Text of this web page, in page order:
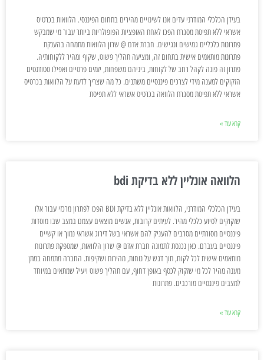
בעידן הכלכלי המודרני עדים אנו לשינויים מהירים בתחום הפיננסי. הלוואות בכרטיס
אשראי ללא תפיסת מסגרת הפכו לאחת האופציות הפופולריות ביותר עבור מי שמבקש
פתרונות כלכליים גמישים ונגישים. חברת אדם @ שרון הלוואות מתמחה בהענקת
פתרונות מותאמים אישית בתחום זה, ומציעה תהליך פשוט, שקוף ומהיר ללקוחותיה.
פתרון זה פונה לקהל רחב של לקוחות, ביניהם משפחות, יזמים פרטיים ואפילו סטודנטים
הזקוקים למענה מידי לצרכים פיננסיים משתנים. כל מה שצריך לדעת על הלוואות בכרטיס
אשראי ללא תפיסת מסגרת הלוואה בכרטיס אשראי ללא תפיסת
קרא עוד »
הלוואה אונליין ללא בדיקת bdi
בעידן הכלכלי המודרני, הלוואות אונליין ללא בדיקת BDI הפכו לפתרון מרכזי עבור אלו
שזקוקים לסיוע כלכלי מהיר. לעיתים קרובות, אנשים מוצאים עצמם במצב שבו מוסדות
פיננסיים מסורתיים מסרבים להעניק להם אשראי בשל דירוג אשראי נמוך או קשיים
פיננסיים בעברם. כאן נכנסת לתמונה חברת אדם @ שרון הלוואות, שמספקת פתרונות
מותאמים אישית לכל לקוח, תוך דגש על נוחות, מהירות ושקיפות. החברה מתמחה במתן
מענה מהיר לכל מי שזקוק לכסף באופן דחוף, עם תהליך פשוט ויעיל שמתאים במיוחד
למצבים פיננסיים מורכבים. פתרונות
קרא עוד »